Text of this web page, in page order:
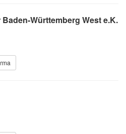
Württemberg West e.K.